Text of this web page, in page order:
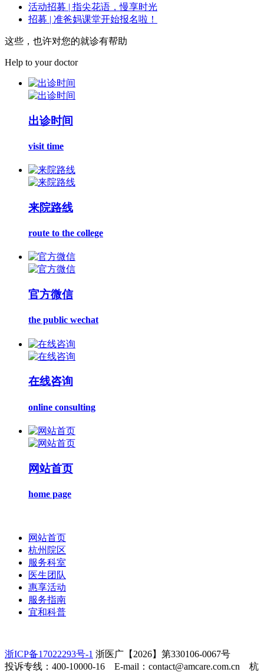
活动招募 | 指尖花语，慢享时光
招募 | 准爸妈课堂开始报名啦！
这些，也许对您的就诊有帮助
Help to your doctor
出诊时间
visit time
来院路线
route to the college
官方微信
the public wechat
在线咨询
online consulting
网站首页
home page
网站首页
杭州院区
服务科室
医生团队
惠享活动
服务指南
宜和科普
浙ICP备17022293号-1 浙医广【2026】第330106-0067号
投诉专线：400-10000-16 E-mail：contact@amcare.com.cn 杭